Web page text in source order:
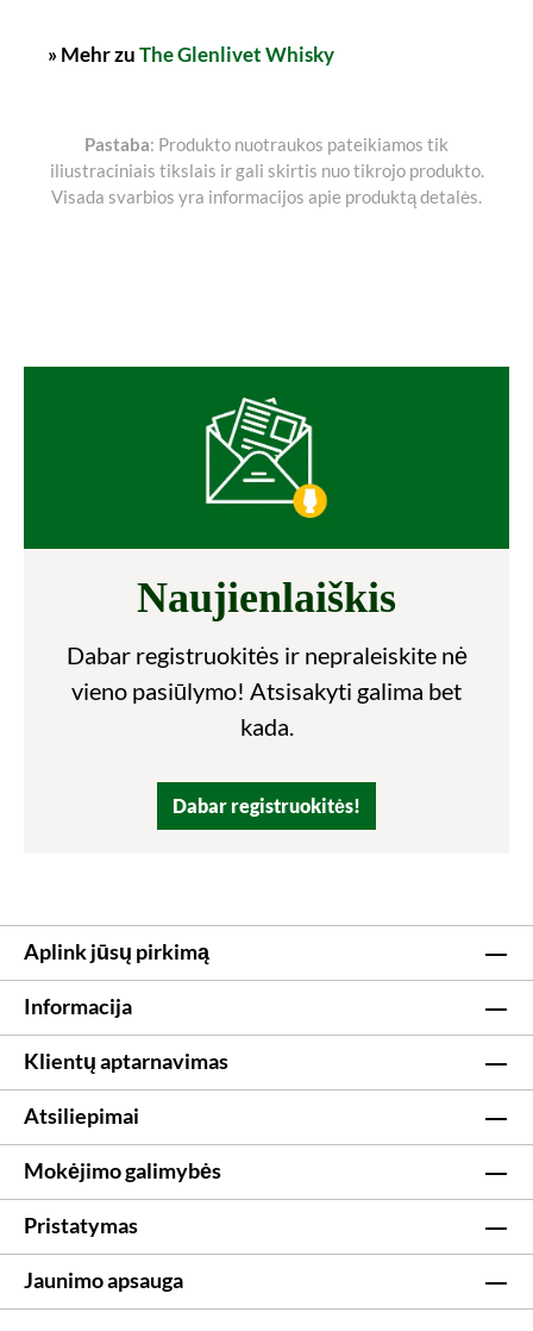
» Mehr zuThe Glenlivet Whisky
Pastaba: Produkto nuotraukos pateikiamos tik
iliustraciniais tikslais ir gali skirtis nuo tikrojo produkto.
Visada svarbios yra informacijos apie produktą detalės.
Naujienlaiškis
Dabar registruokitės ir nepraleiskite nė
vieno pasiūlymo! Atsisakyti galima bet
kada.
Dabar registruokitės!
Aplink jūsų pirkimą
Informacija
Klientų aptarnavimas
Atsiliepimai
Mokėjimo galimybės
Pristatymas
Jaunimo apsauga